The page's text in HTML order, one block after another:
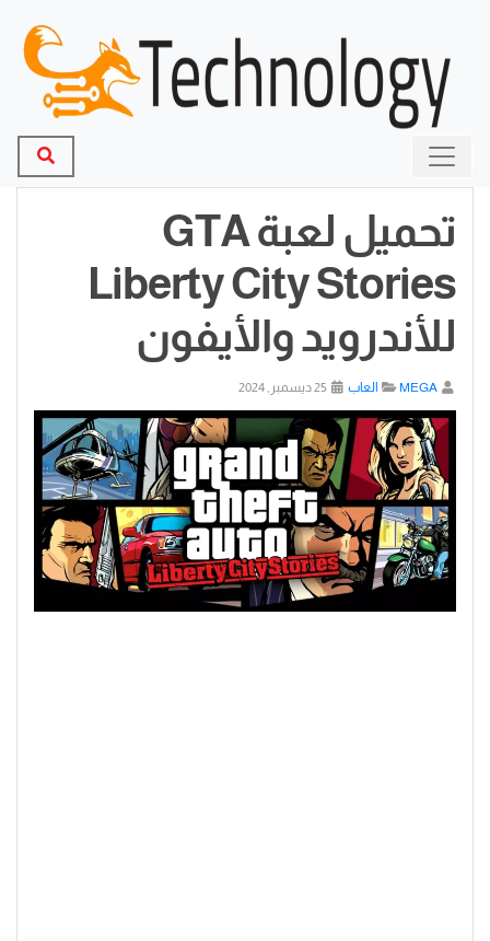
تحميل لعبة GTA
Liberty City Stories
للأندرويد والأيفون
MEGA العاب